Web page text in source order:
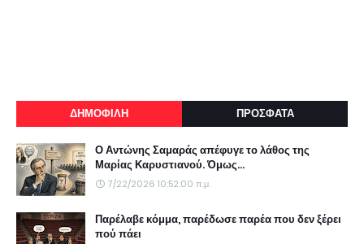
ΔΗΜΟΦΙΛΗ ΠΡΟΣΦΑΤΑ
Ο Αντώνης Σαμαράς απέφυγε το λάθος της
Μαρίας Καρυστιανού. Όμως...
7/22/2026 10:52:00 π.μ.
Παρέλαβε κόμμα, παρέδωσε παρέα που δεν ξέρει
πού πάει